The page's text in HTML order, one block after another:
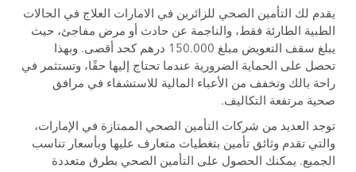
يقدم لك التأمين الصحي للزائرين في الامارات العلاج في الحالات
الطبية الطارئة فقط، والناجمة عن حادث أو مرض مفاجئ، حيث
يبلغ سقف التعويض مبلغ 150.000 درهم كحد أقصى. وبهذا
تحصل على الحماية الضرورية عندما تحتاج إليها حقًا، وتستثمر في
راحة بالك وتخفف من الأعباء المالية للاستشفاء في مرافق
صحية مرتفعة التكاليف.
توجد العديد من شركات التأمين الصحي الممتازة في الإمارات،
والتي تقدم وثائق تأمين بتغطيات متعارف عليها وبأسعار تناسب
الجميع. يمكنك الحصول على التأمين الصحي بطرق متعددة